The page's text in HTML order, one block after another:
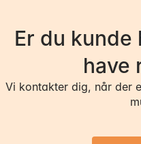
Er du kunde
have
Vi kontakter dig, når der